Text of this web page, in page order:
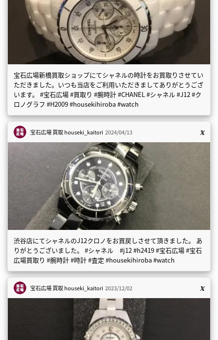
宝石広場新橋買取ショップにてシャネルの時計をお買取りさせてい
ただきました。いつも当店をご利用いただきましてありがとうござ
います。 #宝石広場 #買取り #腕時計 #CHANEL #シャネル #J12 #ク
ロノグラフ #H2009 #housekihiroba #watch
宝石広場 買取houseki_kaitori 2024/04/13
渋谷店にてシャネルのJ12クロノをお買戻しさせて頂きました。 あ
りがとうございました。 #シャネル #j12 #h2419 #宝石広場 #宝石
広場買取り #腕時計 #時計 #査定 #housekihiroba #watch
宝石広場 買取houseki_kaitori 2023/12/02